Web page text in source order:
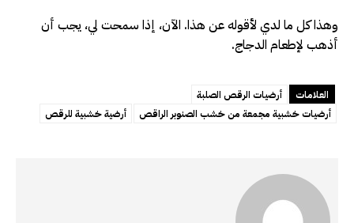
وهذا كل ما لدي لأقوله عن هذا. الآن، إذا سمحت لي، يجب أن
أذهب لإطعام الدجاج.
العلامات
أرضيات الرقص الصلبة
أرضيات خشبية مجمعة من خشب الصنوبر الراقص
أرضية خشبية للرقص